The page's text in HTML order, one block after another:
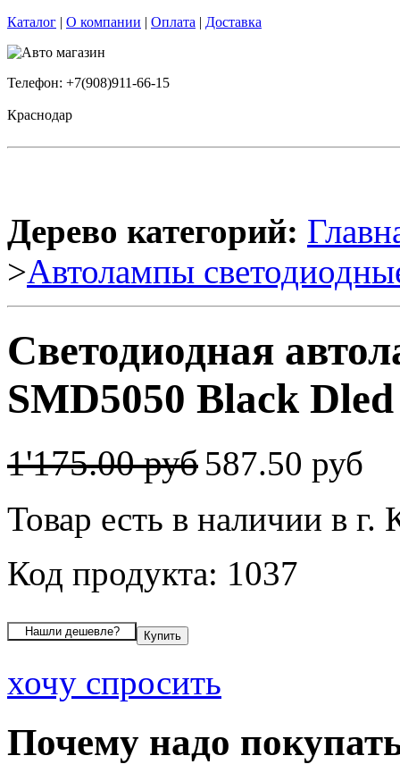
Каталог | О компании | Оплата | Доставка
Телефон: +7(908)911-66-15
Краснодар
Дерево категорий:
>Автолампы
Светодиодная
SMD5050 Black
1'175.00 руб 587.50 руб
Товар есть в наличии в г.
Код продукта: 1037
хочу спросить
Почему надо